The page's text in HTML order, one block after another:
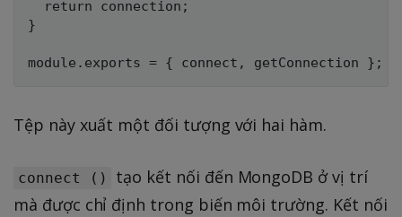
  return connection;
}
Tệp này xuất một đối tượng với hai hàm.
connect ()
tạo kết nối đến MongoDB ở vị trí
mà được chỉ định trong biến môi trường. Kết nối